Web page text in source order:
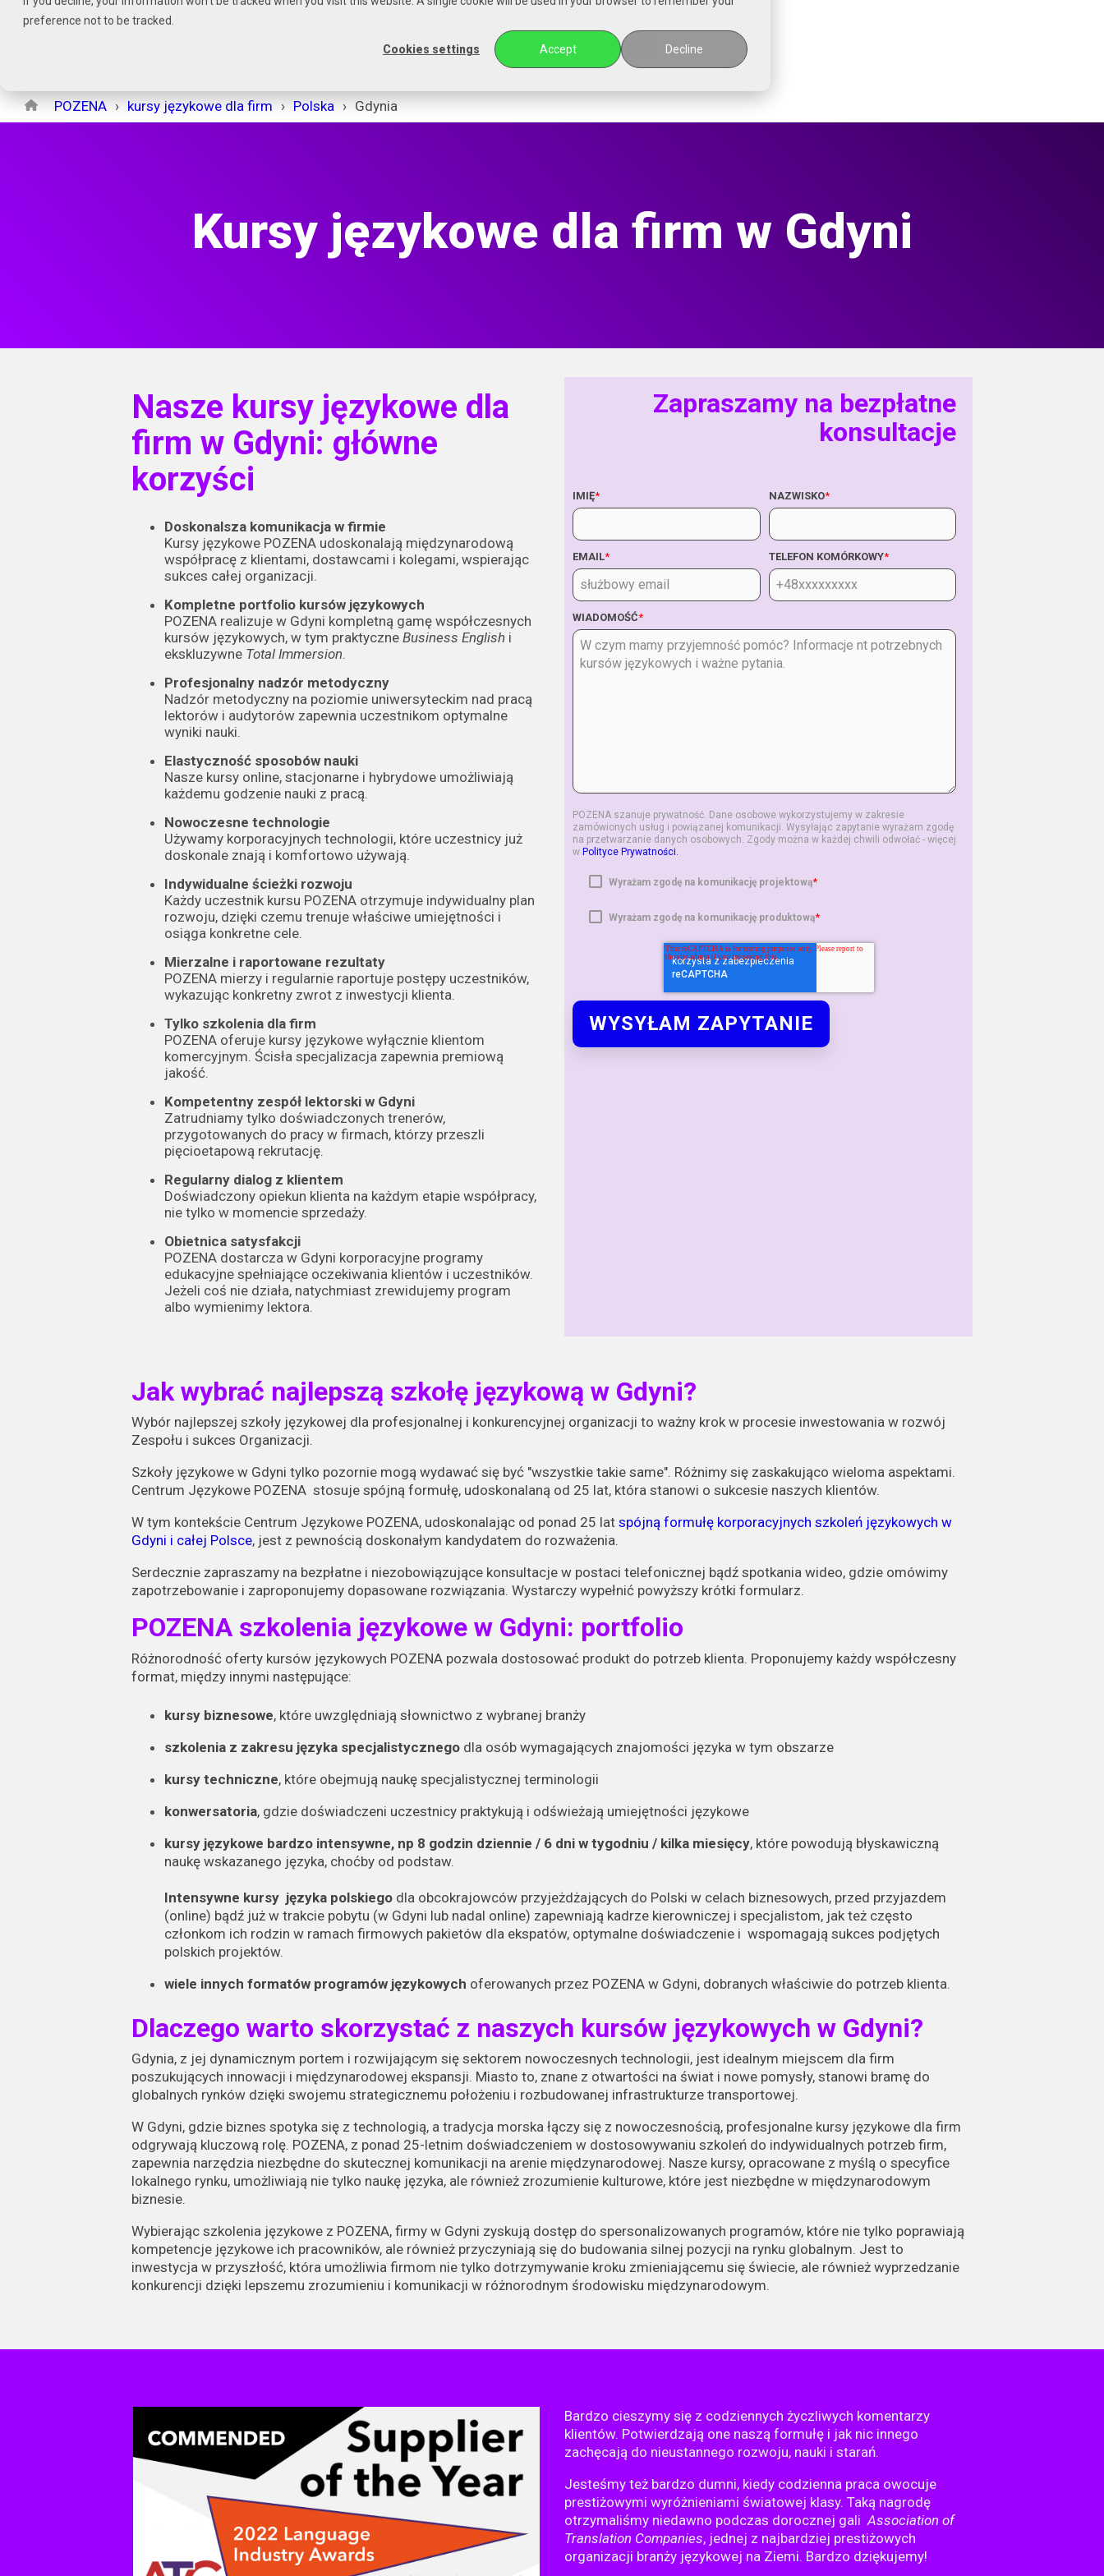
preference not to be tracked.
Cookies settings Accept Decline
Czytaj
stronę
POZENA kursy językowe dla firm Polska Gdynia
Kursy językowe dla firm w Gdyni
Nasze kursy językowe dla
firm w Gdyni: główne
korzyści
Doskonalsza komunikacja w firmie
Kursy językowe POZENA udoskonalają międzynarodową
współpracę z klientami, dostawcami i kolegami, wspierając
sukces całej organizacji.
Kompletne portfolio kursów językowych
POZENA realizuje w Gdyni kompletną gamę współczesnych
kursów językowych, w tym praktyczne Business English i
ekskluzywne Total Immersion.
Profesjonalny nadzór metodyczny
Nadzór metodyczny na poziomie uniwersyteckim nad pracą
lektorów i audytorów zapewnia uczestnikom optymalne
wyniki nauki.
Elastyczność sposobów nauki
Nasze kursy online, stacjonarne i hybrydowe umożliwiają
każdemu godzenie nauki z pracą.
Nowoczesne technologie
Używamy korporacyjnych technologii, które uczestnicy już
doskonale znają i komfortowo używają.
Indywidualne ścieżki rozwoju
Każdy uczestnik kursu POZENA otrzymuje indywidualny plan
rozwoju, dzięki czemu trenuje właściwe umiejętności i
osiąga konkretne cele.
Mierzalne i raportowane rezultaty
POZENA mierzy i regularnie raportuje postępy uczestników,
wykazując konkretny zwrot z inwestycji klienta.
Tylko szkolenia dla firm
POZENA oferuje kursy językowe wyłącznie klientom
komercyjnym. Ścisła specjalizacja zapewnia premiową
jakość.
Kompetentny zespół lektorski w Gdyni
Zatrudniamy tylko doświadczonych trenerów,
przygotowanych do pracy w firmach, którzy przeszli
pięcioetapową rekrutację.
Regularny dialog z klientem
Doświadczony opiekun klienta na każdym etapie współpracy,
nie tylko w momencie sprzedaży.
Obietnica satysfakcji
POZENA dostarcza w Gdyni korporacyjne programy
edukacyjne spełniające oczekiwania klientów i uczestników.
Jeżeli coś nie działa, natychmiast zrewidujemy program
albo wymienimy lektora.
Zapraszamy na bezpłatne
konsultacje
IMIĘ* NAZWISKO*
EMAIL* TELEFON KOMÓRKOWY*
WIADOMOŚĆ*
POZENA szanuje prywatność. Dane osobowe wykorzystujemy w zakresie
zamówionych usług i powiązanej komunikacji. Wysyłając zapytanie wyrażam zgodę
na przetwarzanie danych osobowych. Zgody można w każdej chwili odwołać - więcej
w Polityce Prywatności.
Wyrażam zgodę na komunikację projektową*
Wyrażam zgodę na komunikację produktową*
Jak wybrać najlepszą szkołę językową w Gdyni?
Wybór najlepszej szkoły językowej dla profesjonalnej i konkurencyjnej organizacji to ważny krok w procesie inwestowania w rozwój
Zespołu i sukces Organizacji.
Szkoły językowe w Gdyni tylko pozornie mogą wydawać się być "wszystkie takie same". Różnimy się zaskakująco wieloma aspektami.
Centrum Językowe POZENA stosuje spójną formułę, udoskonalaną od 25 lat, która stanowi o sukcesie naszych klientów.
W tym kontekście Centrum Językowe POZENA, udoskonalając od ponad 25 lat spójną formułę korporacyjnych szkoleń językowych w
Gdyni i całej Polsce, jest z pewnością doskonałym kandydatem do rozważenia.
Serdecznie zapraszamy na bezpłatne i niezobowiązujące konsultacje w postaci telefonicznej bądź spotkania wideo, gdzie omówimy
zapotrzebowanie i zaproponujemy dopasowane rozwiązania. Wystarczy wypełnić powyższy krótki formularz.
POZENA szkolenia językowe w Gdyni: portfolio
Różnorodność oferty kursów językowych POZENA pozwala dostosować produkt do potrzeb klienta. Proponujemy każdy współczesny
format, między innymi następujące:
kursy biznesowe, które uwzględniają słownictwo z wybranej branży
szkolenia z zakresu języka specjalistycznegodla osób wymagających znajomości języka w tym obszarze
kursy techniczne, które obejmują naukę specjalistycznej terminologii
konwersatoria, gdzie doświadczeni uczestnicy praktykują i odświeżają umiejętności językowe
kursy językowe bardzo intensywne, np 8 godzin dziennie / 6 dni w tygodniu / kilka miesięcy, które powodują błyskawiczną
naukę wskazanego języka, choćby od podstaw.
Intensywne kursy języka polskiego dla obcokrajowców przyjeżdżających do Polski w celach biznesowych, przed przyjazdem
(online) bądź już w trakcie pobytu (w Gdyni lub nadal online) zapewniają kadrze kierowniczej i specjalistom, jak też często
członkom ich rodzin w ramach firmowych pakietów dla ekspatów, optymalne doświadczenie i wspomagają sukces podjętych
polskich projektów.
wiele innych formatów programów językowych oferowanych przez POZENA w Gdyni, dobranych właściwie do potrzeb klienta.
Dlaczego warto skorzystać z naszych kursów językowych w Gdyni?
Gdynia, z jej dynamicznym portem i rozwijającym się sektorem nowoczesnych technologii, jest idealnym miejscem dla firm
poszukujących innowacji i międzynarodowej ekspansji. Miasto to, znane z otwartości na świat i nowe pomysły, stanowi bramę do
globalnych rynków dzięki swojemu strategicznemu położeniu i rozbudowanej infrastrukturze transportowej.
W Gdyni, gdzie biznes spotyka się z technologią, a tradycja morska łączy się z nowoczesnością, profesjonalne kursy językowe dla firm
odgrywają kluczową rolę. POZENA, z ponad 25-letnim doświadczeniem w dostosowywaniu szkoleń do indywidualnych potrzeb firm,
zapewnia narzędzia niezbędne do skutecznej komunikacji na arenie międzynarodowej. Nasze kursy, opracowane z myślą o specyfice
lokalnego rynku, umożliwiają nie tylko naukę języka, ale również zrozumienie kulturowe, które jest niezbędne w międzynarodowym
biznesie.
Wybierając szkolenia językowe z POZENA, firmy w Gdyni zyskują dostęp do spersonalizowanych programów, które nie tylko poprawiają
kompetencje językowe ich pracowników, ale również przyczyniają się do budowania silnej pozycji na rynku globalnym. Jest to
inwestycja w przyszłość, która umożliwia firmom nie tylko dotrzymywanie kroku zmieniającemu się świecie, ale również wyprzedzanie
konkurencji dzięki lepszemu zrozumieniu i komunikacji w różnorodnym środowisku międzynarodowym.
Bardzo cieszymy się z codziennych życzliwych komentarzy
klientów. Potwierdzają one naszą formułę i jak nic innego
zachęcają do nieustannego rozwoju, nauki i starań.
Jesteśmy też bardzo dumni, kiedy codzienna praca owocuje
prestiżowymi wyróżnieniami światowej klasy. Taką nagrodę
otrzymaliśmy niedawno podczas dorocznej galiAssociation of
Translation Companies, jednej z najbardziej prestiżowych
organizacji branży językowej na Ziemi. Bardzo dziękujemy!